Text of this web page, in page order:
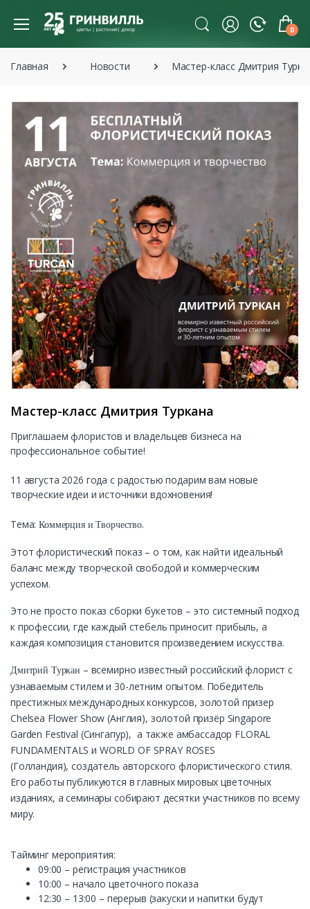
0
Главная Новости Мастер-класс Дмитрия
Мастер-класс Дмитрия Туркана
Приглашаем флористов и владельцев бизнеса на
профессиональное событие!
11 августа 2026 года с радостью подарим вам новые
творческие идеи и источники вдохновения!
Тема:Коммерция и Творчество.
Этот флористический показ – о том, как найти идеальный
баланс между творческой свободой и коммерческим
успехом.
Это не просто показ сборки букетов – это системный подход
к профессии, где каждый стебель приносит прибыль, а
каждая композиция становится произведением искусства.
Дмитрий Туркан – всемирно известный российский флорист с
узнаваемым стилем и 30-летним опытом. Победитель
престижных международных конкурсов, золотой призер
Chelsea Flower Show (Англия), золотой призёр Singapore
Garden Festival (Сингапур), а также амбассадор FLORAL
FUNDAMENTALS и WORLD OF SPRAY ROSES
(Голландия), создатель авторского флористического стиля.
Его работы публикуются в главных мировых цветочных
изданиях, а семинары собирают десятки участников по всему
миру.
Тайминг мероприятия:
09:00 – регистрация участников
10:00 – начало цветочного показа
12:30 – 13:00 – перерыв (закуски и напитки будут